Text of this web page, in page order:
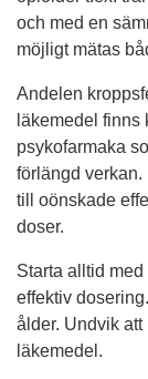
och med en
möjligt mätas
Andelen
läkemedel finns
psykofarmaka
förlängd
till oönskade
doser.
Starta alltid med
effektiv
ålder. Undvik
läkemedel.